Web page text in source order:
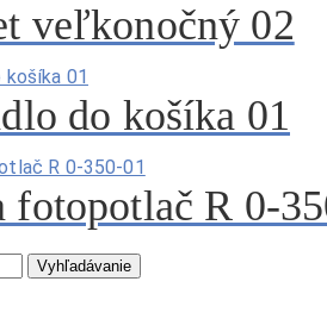
veľkonočný 02
do košíka 01
fotopotlač R 0-
Vyhľadávanie